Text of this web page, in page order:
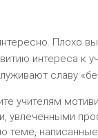
Плохо
интереса к
славу
учителям
увлеченными
теме,